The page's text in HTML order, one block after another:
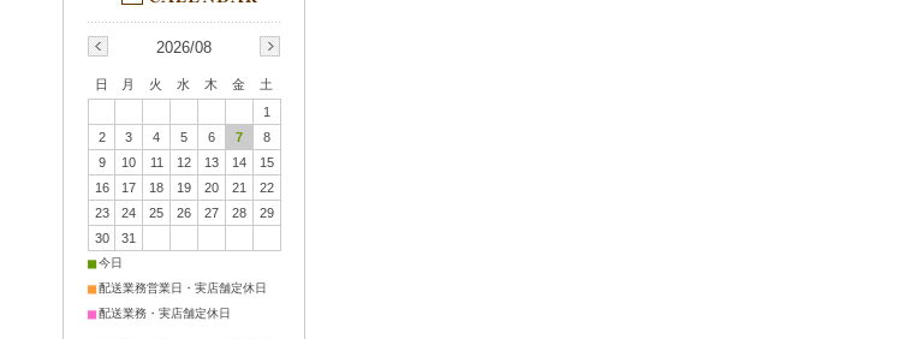
2026/08
日 月 火 水 木 金
土
1
2
3 4 5 6 7
8
9
10 11 12 13 14
15
16
17 18 19 20 21
22
23
24 25 26 27 28
29
30
31
■今日
■配送業務営業日・実店舗定休日
■配送業務・実店舗定休日